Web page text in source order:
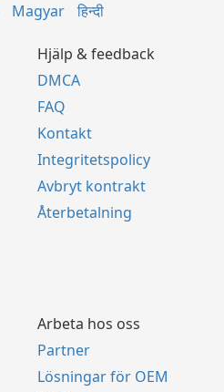
Magyar हिन्दी
Hjälp & feedback
DMCA
FAQ
Kontakt
Integritetspolicy
Avbryt kontrakt
Återbetalning
Arbeta hos oss
Partner
Lösningar för OEM